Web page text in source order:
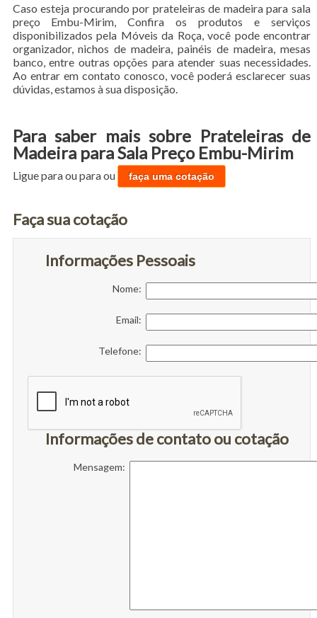
Caso esteja procurando por prateleiras de madeira para sala
preço Embu-Mirim, Confira os produtos e serviços
disponibilizados pela Móveis da Roça, você pode encontrar
organizador, nichos de madeira, painéis de madeira, mesas
banco, entre outras opções para atender suas necessidades.
Ao entrar em contato conosco, você poderá esclarecer suas
dúvidas, estamos à sua disposição.
Para saber mais sobre Prateleiras de
Madeira para Sala Preço Embu-Mirim
Ligue paraou paraou faça uma cotação
Faça sua cotação
Informações Pessoais
Nome:
Email:
Telefone:
Informações de contato ou cotação
Mensagem: